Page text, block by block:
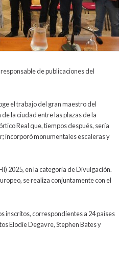
de publicaciones del
el trabajo del gran maestro del
la ciudad entre las plazas de la
Real que, tiempos después, sería
incorporó monumentales escaleras y
2025, en la categoría de Divulgación.
se realiza conjuntamente con el
inscritos, correspondientes a 24 países
Elodie Degavre, Stephen Bates y